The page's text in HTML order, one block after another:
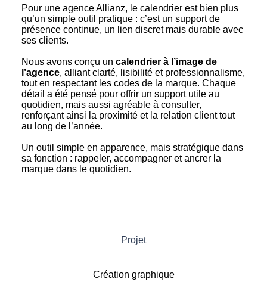
Pour une agence Allianz, le calendrier est bien plus
qu’un simple outil pratique : c’est un support de
présence continue, un lien discret mais durable avec
ses clients.
Nous avons conçu un calendrier à l’image de
l’agence, alliant clarté, lisibilité et professionnalisme,
tout en respectant les codes de la marque. Chaque
détail a été pensé pour offrir un support utile au
quotidien, mais aussi agréable à consulter,
renforçant ainsi la proximité et la relation client tout
au long de l’année.
Un outil simple en apparence, mais stratégique dans
sa fonction : rappeler, accompagner et ancrer la
marque dans le quotidien.
Projet
Création graphique